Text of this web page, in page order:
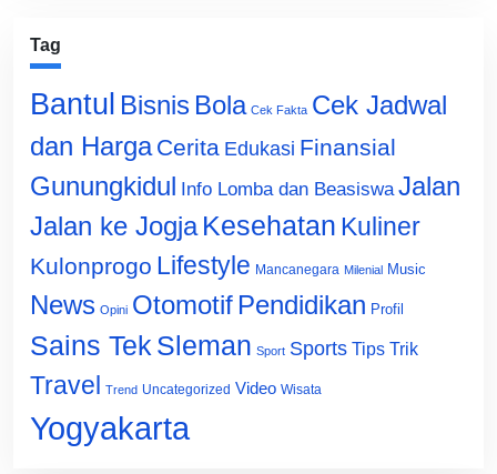
Tag
Bantul Bisnis Bola Cek Fakta Cek Jadwal
dan Harga Cerita Edukasi Finansial
Gunungkidul Info Lomba dan Beasiswa Jalan
Jalan ke Jogja Kesehatan Kuliner
Kulonprogo Lifestyle Mancanegara Milenial Music
News Opini Otomotif Pendidikan Profil
Sains Tek Sleman Sport Sports Tips Trik
Travel Trend Uncategorized Video Wisata
Yogyakarta